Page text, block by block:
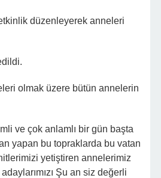
düzenleyerek anneleri
olmak üzere bütün annelerin
ve çok anlamlı bir gün başta
yapan bu topraklarda bu vatan
yetiştiren annelerimiz
Şu an siz değerli